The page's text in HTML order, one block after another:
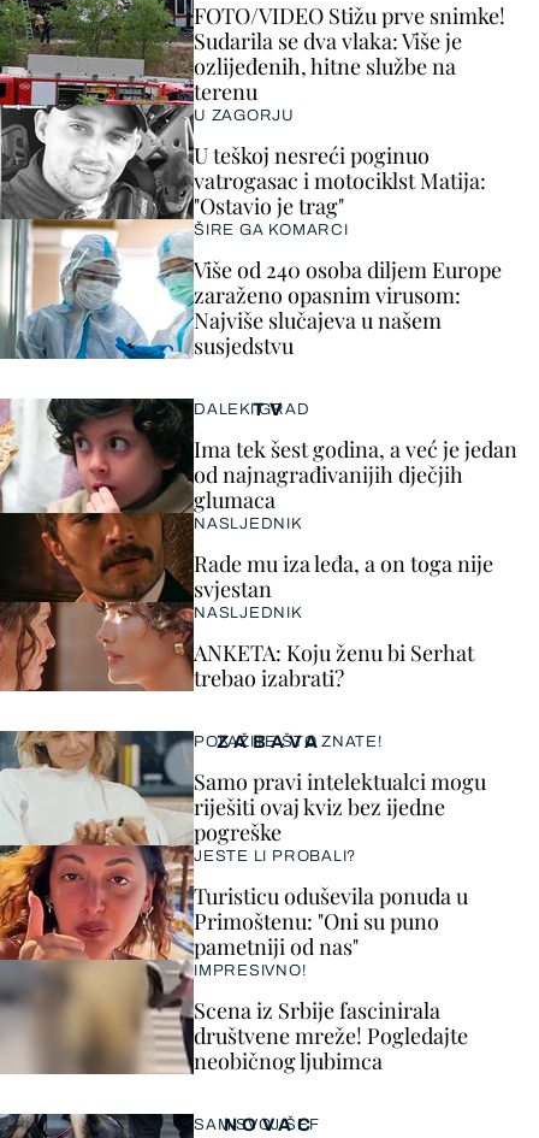
FOTO/VIDEO Stižu prve snimke!
Sudarila se dva vlaka: Više je
ozlijeđenih, hitne službe na
terenu
U ZAGORJU
U teškoj nesreći poginuo
vatrogasac i motociklst Matija:
"Ostavio je trag"
ŠIRE GA KOMARCI
Više od 240 osoba diljem Europe
zaraženo opasnim virusom:
Najviše slučajeva u našem
susjedstvu
ZABAVA
POKAŽITE ŠTO ZNATE!
Samo pravi intelektualci mogu
riješiti ovaj kviz bez ijedne
pogreške
JESTE LI PROBALI?
Turisticu oduševila ponuda u
Primoštenu: "Oni su puno
pametniji od nas"
IMPRESIVNO!
Scena iz Srbije fascinirala
društvene mreže! Pogledajte
neobičnog ljubimca
TV
DALEKI GRAD
Ima tek šest godina, a već je jedan
od najnagrađivanijih dječjih
glumaca
NASLJEDNIK
Rade mu iza leđa, a on toga nije
svjestan
NASLJEDNIK
ANKETA: Koju ženu bi Serhat
trebao izabrati?
NOVAC
SAM SVOJ ŠEF